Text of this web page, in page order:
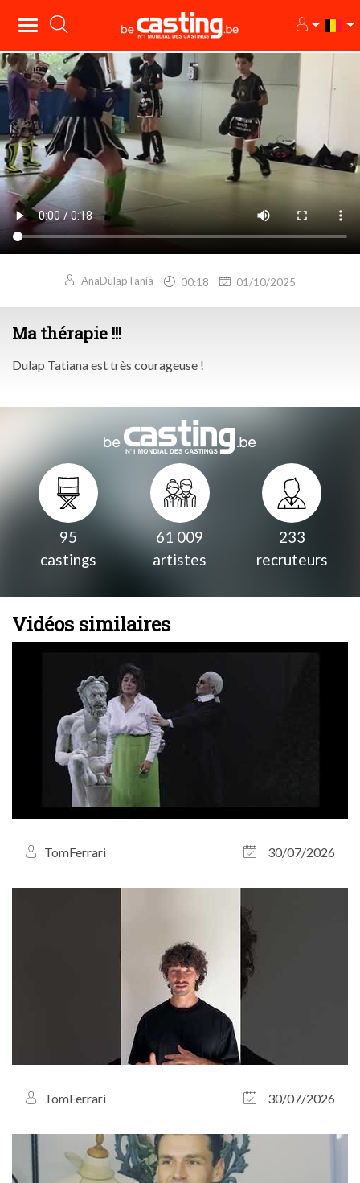
AnaDulapTania 00:18 01/10/2025
Ma thérapie !!!
Dulap Tatiana est très courageuse !
95
castings
61 009
artistes
233
recruteurs
Vidéos similaires
TomFerrari 30/07/2026
TomFerrari 30/07/2026